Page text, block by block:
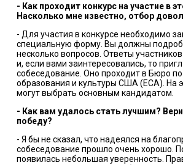
- Как проходит конкурс на участие в
Насколько мне известно, отбор
- Для участия в конкурсе необходимо
специальную форму. Вы должны
несколько вопросов. Ответы
и, если вами заинтересовались, то
собеседование. Оно проходит в Бюро
образования и культуры США (ECA). На
могут выбрать основным кандидатом.
- Как вам удалось стать лучшим?
победу?
- Я бы не сказал, что надеялся на
собеседование прошло очень хорошо.
появилась небольшая уверенность.